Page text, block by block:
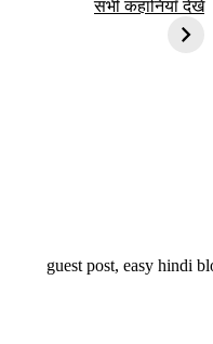
ऐतिहासिक स्थान
सभी कहानियाँ देखें